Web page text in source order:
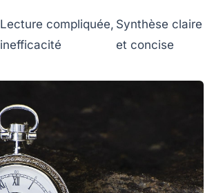
Lecture compliquée,
inefficacité
Synthèse claire
et concise